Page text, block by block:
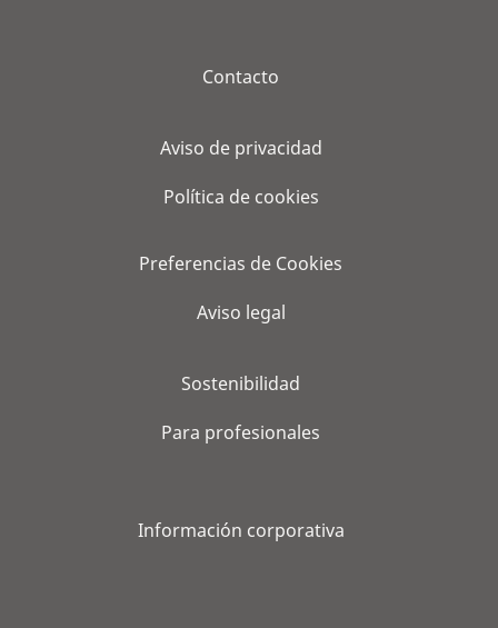
Contacto
Aviso de privacidad
Política de cookies
Preferencias de Cookies
Aviso legal
Sostenibilidad
Para profesionales
Información corporativa